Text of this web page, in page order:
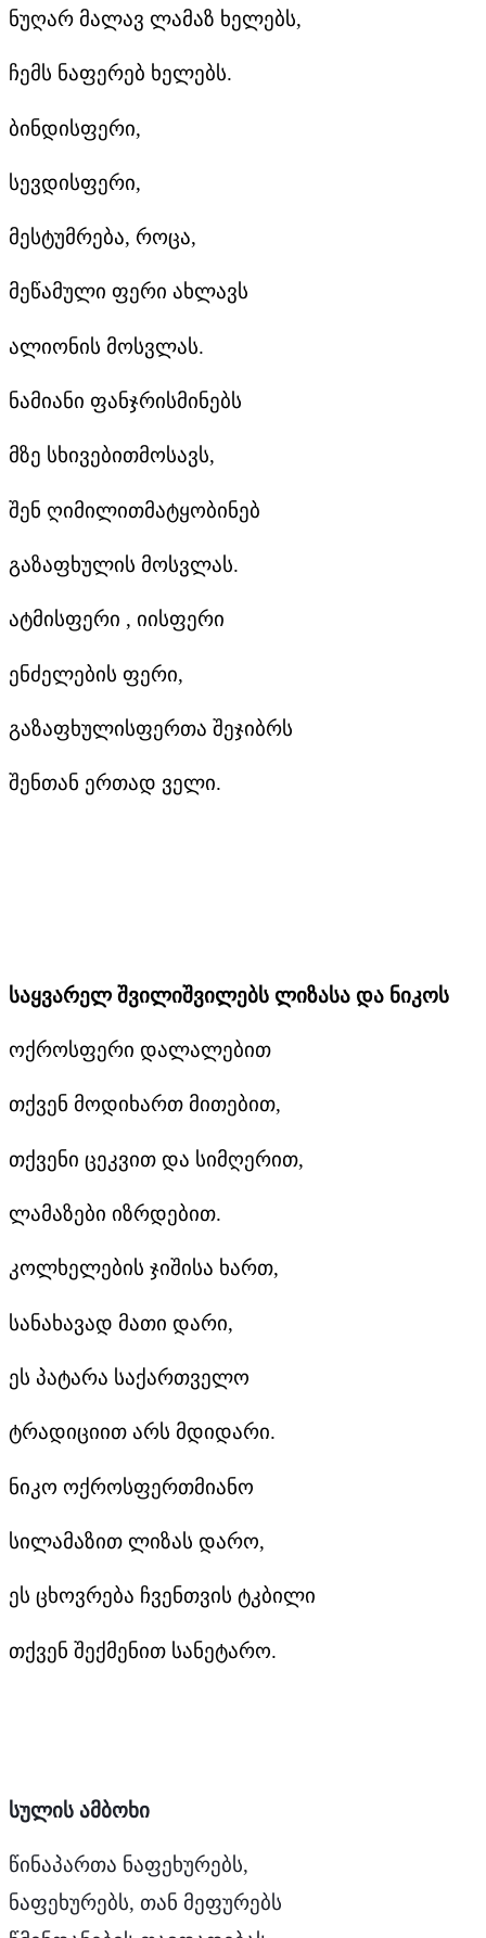
ნუღარ მალავ ლამაზ ხელებს,
ჩემს ნაფერებ ხელებს.
ბინდისფერი,
სევდისფერი,
მესტუმრება, როცა,
მეწამული ფერი ახლავს
ალიონის მოსვლას.
ნამიანი ფანჯრისმინებს
მზე სხივებითმოსავს,
შენ ღიმილითმატყობინებ
გაზაფხულის მოსვლას.
ატმისფერი , იისფერი
ენძელების ფერი,
გაზაფხულისფერთა შეჯიბრს
შენთან ერთად ველი.
საყვარელ შვილიშვილებს ლიზასა და ნიკოს
ოქროსფერი დალალებით
თქვენ მოდიხართ მითებით,
თქვენი ცეკვით და სიმღერით,
ლამაზები იზრდებით.
კოლხელების ჯიშისა ხართ,
სანახავად მათი დარი,
ეს პატარა საქართველო
ტრადიციით არს მდიდარი.
ნიკო ოქროსფერთმიანო
სილამაზით ლიზას დარო,
ეს ცხოვრება ჩვენთვის ტკბილი
თქვენ შექმენით სანეტარო.
სულის ამბოხი
წინაპართა ნაფეხურებს,
ნაფეხურებს, თან მეფურებს